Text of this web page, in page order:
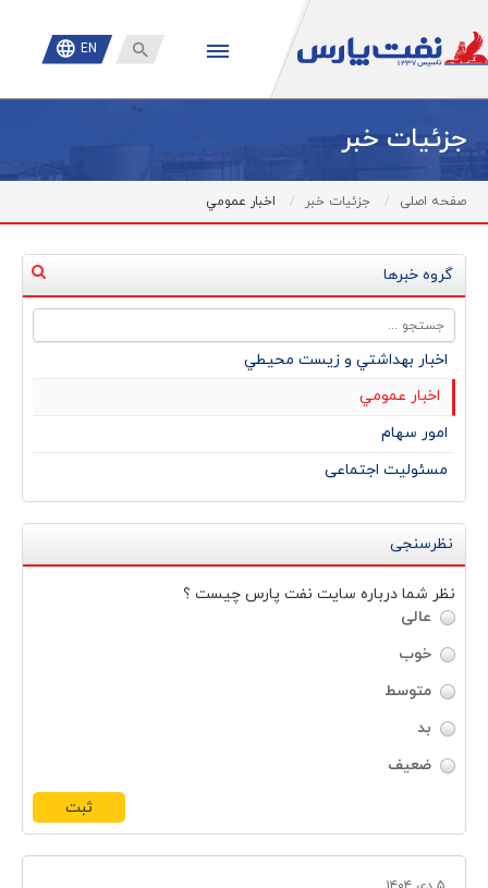
 EN
جزئیات خبر
صفحه اصلی جزئیات خبر اخبار عمومي
گروه خبرها
اخبار بهداشتي و زيست محيطي
اخبار عمومي
امور سهام
مسئولیت اجتماعی
نظرسنجی
نظر شما درباره سايت نفت پارس چيست ؟
عالی
خوب
متوسط
بد
ضعیف